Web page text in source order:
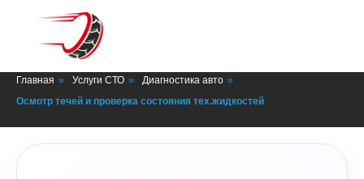
Главная » Услуги СТО » Диагностика авто »
Осмотр течей и проверка состояния тех.жидкостей